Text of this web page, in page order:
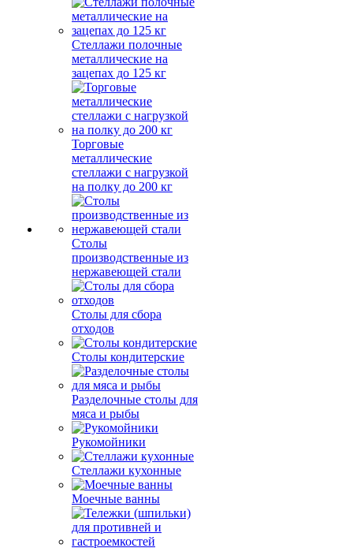
Стеллажи полочные
металлические на
зацепах до 125 кг
Торговые
металлические
стеллажи с нагрузкой
на полку до 200 кг
Столы
производственные из
нержавеющей стали
Столы для сбора
отходов
Столы кондитерские
Разделочные столы для
мяса и рыбы
Рукомойники
Стеллажи кухонные
Моечные ванны